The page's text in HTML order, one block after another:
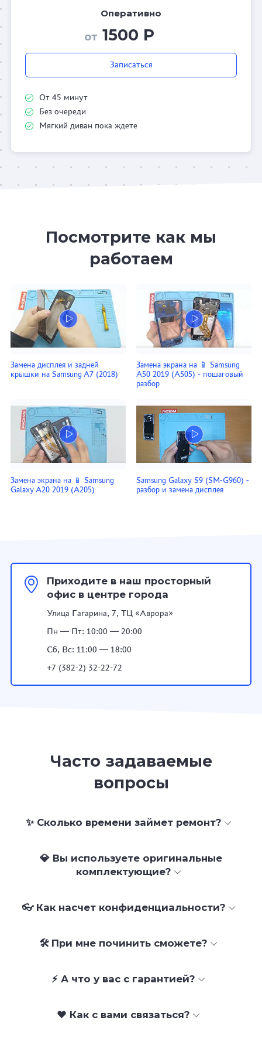
Оперативно
от 1500 Р
Записаться
От 45 минут
Без очереди
Мягкий диван пока ждете
Посмотрите как мы
работаем
Замена дисплея и задней
крышки на Samsung A7 (2018)
Замена экрана на 📱 Samsung
A50 2019 (A505) - пошаговый
разбор
Замена экрана на 📱 Samsung
Galaxy A20 2019 (A205)
Samsung Galaxy S9 (SM-G960) -
разбор и замена дисплея
Приходите в наш просторный
офис в центре города
Улица Гагарина, 7, ТЦ «Аврора»
Пн — Пт: 10:00 — 20:00
Сб, Вс: 11:00 — 18:00
+7 (382-2) 32-22-72
Часто задаваемые
вопросы
✨ Сколько времени займет ремонт?
💎 Вы используете оригинальные
комплектующие?
👓 Как насчет конфиденциальности?
🛠 При мне починить сможете?
⚡ А что у вас с гарантией?
❤️ Как с вами связаться?